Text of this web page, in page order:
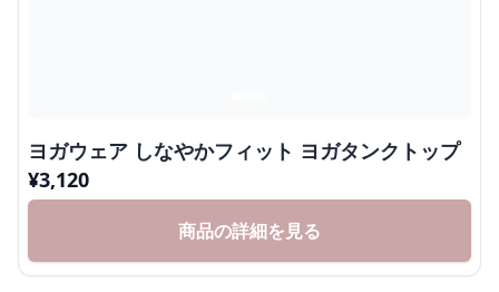
ヨガウェア しなやかフィット ヨガタンクトップ
¥3,120
商品の詳細を見る